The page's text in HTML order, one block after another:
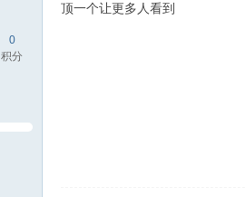
0
积分
顶一个让更多人看到